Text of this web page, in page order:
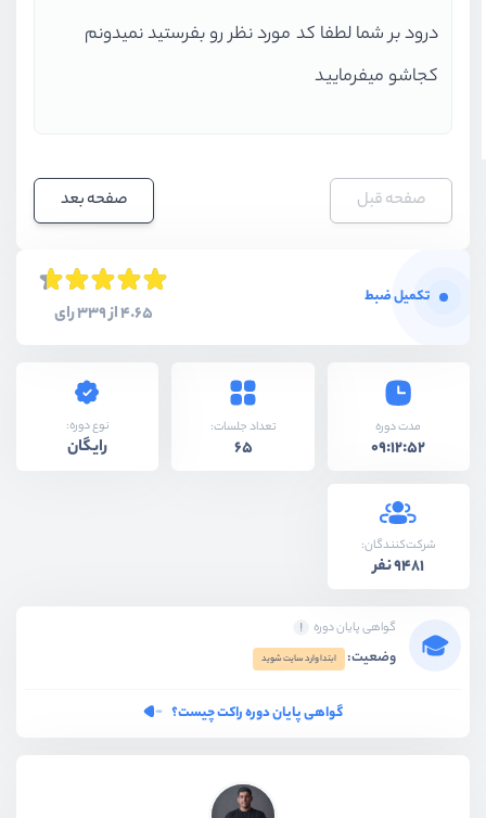
درود بر شما لطفا کد مورد نظر رو بفرستید نمیدونم
کجاشو میفرمایید
صفحه بعد صفحه قبل
تکمیل ضبط
4.65 از 339 رای
مدت دوره
09:12:52
تعداد جلسات:
65
نوع دوره:
رایگان
شرکت‌کنندگان:
9481 نفر
گواهی پایان دوره
وضعیت: ابتدا وارد سایت شوید
گواهی پایان دوره راکت چیست؟